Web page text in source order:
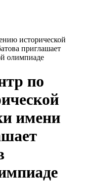
исторической
приглашает
олимпиаде
по
имени